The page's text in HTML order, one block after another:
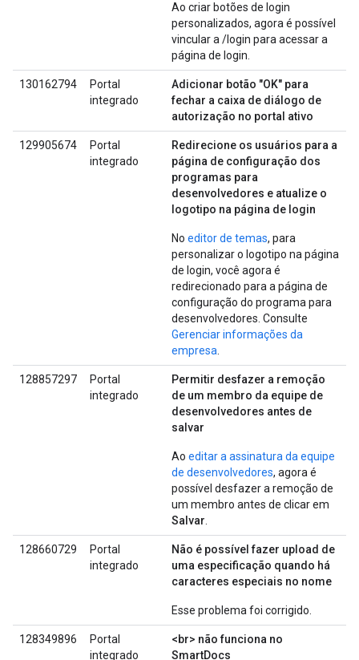
Ao criar botões de login
personalizados, agora é possível
vincular a /login para acessar a
página de login.
130162794
Portal
integrado
Adicionar botão "OK" para
fechar a caixa de diálogo de
autorização no portal ativo
129905674
Portal
integrado
Redirecione os usuários para a
página de configuração dos
programas para
desenvolvedores e atualize o
logotipo na página de login
No editor de temas, para
personalizar o logotipo na página
de login, você agora é
redirecionado para a página de
configuração do programa para
desenvolvedores. Consulte
Gerenciar informações da
empresa
128857297
Portal
integrado
Permitir desfazer a remoção
de um membro da equipe de
desenvolvedores antes de
salvar
Ao editar a assinatura da equipe
de desenvolvedores, agora é
possível desfazer a remoção de
um membro antes de clicar em
Salvar
128660729
Portal
integrado
Não é possível fazer upload de
uma especificação quando há
caracteres especiais no nome
Esse problema foi corrigido.
128349896
Portal
integrado
<br> não funciona no
SmartDocs